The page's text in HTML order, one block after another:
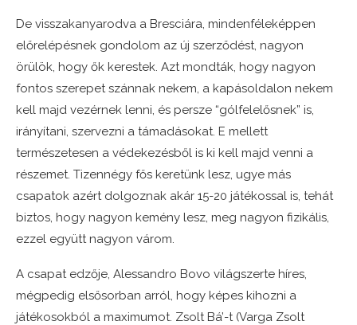
De visszakanyarodva a Bresciára, mindenféleképpen
előrelépésnek gondolom az új szerződést, nagyon
örülök, hogy ők kerestek. Azt mondták, hogy nagyon
fontos szerepet szánnak nekem, a kapásoldalon nekem
kell majd vezérnek lenni, és persze “gólfelelősnek” is,
irányítani, szervezni a támadásokat. E mellett
természetesen a védekezésből is ki kell majd venni a
részemet. Tizennégy fős keretünk lesz, ugye más
csapatok azért dolgoznak akár 15-20 játékossal is, tehát
biztos, hogy nagyon kemény lesz, meg nagyon fizikális,
ezzel együtt nagyon várom.
A csapat edzője, Alessandro Bovo világszerte híres,
mégpedig elsősorban arról, hogy képes kihozni a
játékosokból a maximumot. Zsolt Bá’-t (Varga Zsolt